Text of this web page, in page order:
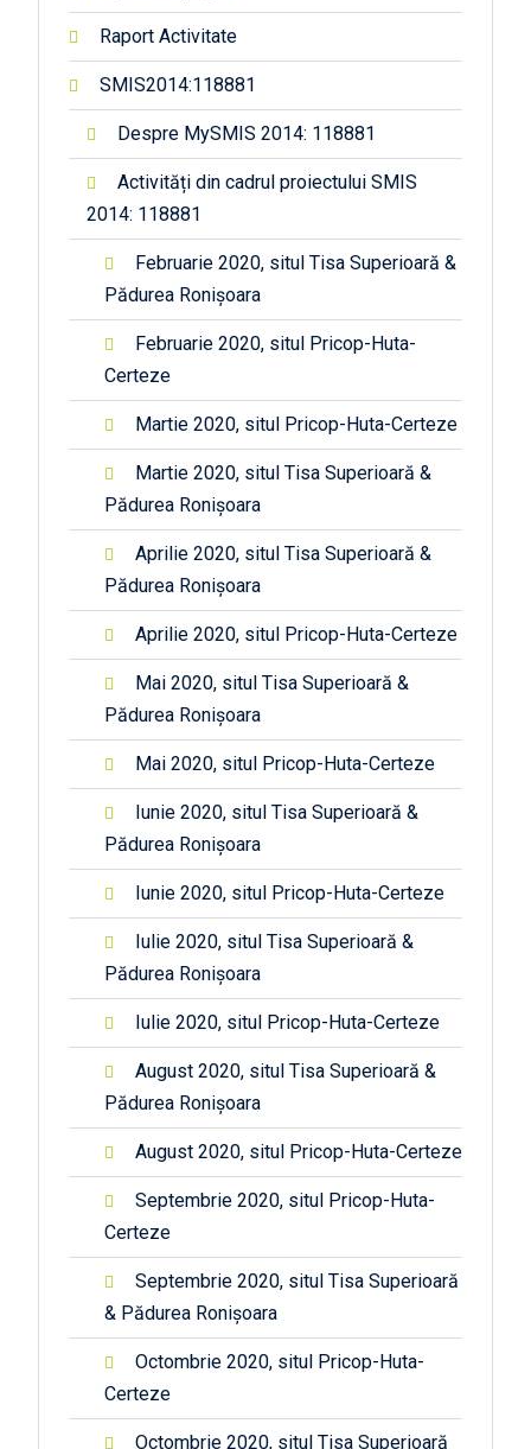
Raport Activitate
SMIS2014:118881
Despre MySMIS 2014: 118881
Activități din cadrul proiectului SMIS
2014: 118881
Februarie 2020, situl Tisa Superioară &
Pădurea Ronișoara
Februarie 2020, situl Pricop-Huta-
Certeze
Martie 2020, situl Pricop-Huta-Certeze
Martie 2020, situl Tisa Superioară &
Pădurea Ronișoara
Aprilie 2020, situl Tisa Superioară &
Pădurea Ronișoara
Aprilie 2020, situl Pricop-Huta-Certeze
Mai 2020, situl Tisa Superioară &
Pădurea Ronișoara
Mai 2020, situl Pricop-Huta-Certeze
Iunie 2020, situl Tisa Superioară &
Pădurea Ronișoara
Iunie 2020, situl Pricop-Huta-Certeze
Iulie 2020, situl Tisa Superioară &
Pădurea Ronișoara
Iulie 2020, situl Pricop-Huta-Certeze
August 2020, situl Tisa Superioară &
Pădurea Ronișoara
August 2020, situl Pricop-Huta-Certeze
Septembrie 2020, situl Pricop-Huta-
Certeze
Septembrie 2020, situl Tisa Superioară
& Pădurea Ronișoara
Octombrie 2020, situl Pricop-Huta-
Certeze
Octombrie 2020, situl Tisa Superioară